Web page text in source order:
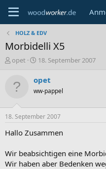
HOLZ & EDV
Morbidelli X5
E
t
e
r
opet
E
s
t
e
t
a
18. September 2007
opet
ww-pappel
18. September 2007
Hallo Zusammen
Wir beabsichtigen eine
Wir haben aber Bedenken